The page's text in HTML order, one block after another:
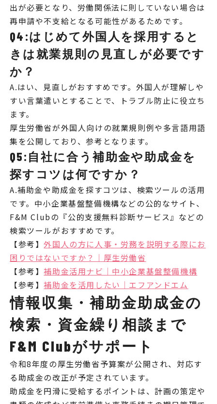
出が必要となり、労働関係法に則していない場合は
再申請や不支給となる可能性があるためです。
Q4:はじめて外国人を採用すると
きは就業規則の見直しが必要です
か？
A.はい、見直しがおすすめです。外国人が理解しや
すい言葉遣いとすることで、トラブル防止に役立ち
ます。
厚生労働省が外国人向けの就業規則例や多言語用語
集を公開しており、参考となります。
Q5:自社に合う補助金や助成金を
探すコツは何ですか？
A.補助金や助成金を探すコツは、検索ツールの活用
です。中小企業基盤整備機構などの公的なサイト、
F&M Clubの『公的支援無料診断サービス』などの
検索ツールがおすすめです。
【参考】外国人の方に人事・労務を説明する際にお
困りではないですか？｜厚生労働省
【参考】補助金活用ナビ｜中小企業基盤整備機構
【参考】補助金を活用したい｜エフアンドエム
情報収集・補助金助成金の
検索・資金繰り相談まで
F&M Clubがサポート
令和8年度の厚生労働省予算案が公開され、対応す
る助成金の改正が予定されています。
助成金を円滑に受給するポイントは、計画の策定や